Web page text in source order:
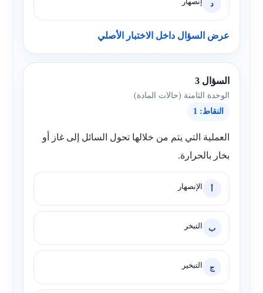
د
عرض السؤال داخل الاختبار الأصلي
السؤال 3
الوحدة الثامنة (حالات المادة)
النقاط: 1
العملية التي يتم من خلالها تحول السائل إلى غاز أو
بخار بالحرارة.
أ الإنصهار
ب التبخر
ج التبخير